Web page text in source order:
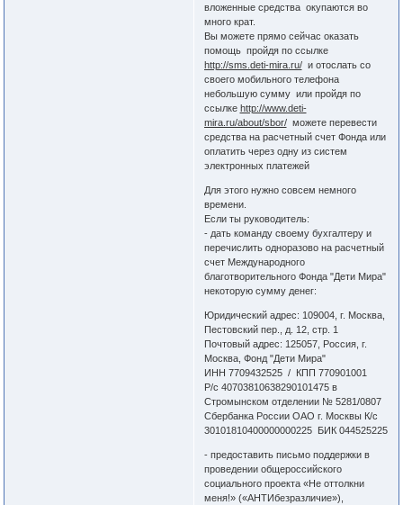
вложенные средства окупаются во
много крат.
Вы можете прямо сейчас оказать
помощь пройдя по ссылке
http://sms.deti-mira.ru/и отослать со
своего мобильного телефона
небольшую сумму или пройдя по
ссылке http://www.deti-
mira.ru/about/sbor/можете перевести
средства на расчетный счет Фонда или
оплатить через одну из систем
электронных платежей
Для этого нужно совсем немного
времени.
Если ты руководитель:
- дать команду своему бухгалтеру и
перечислить одноразово на расчетный
счет Международного
благотворительного Фонда "Дети Мира"
некоторую сумму денег:
Юридический адрес: 109004, г. Москва,
Пестовский пер., д. 12, стр. 1
Почтовый адрес: 125057, Россия, г.
Москва, Фонд "Дети Мира"
ИНН 7709432525 / КПП 770901001
Р/с 40703810638290101475 в
Стромынском отделении № 5281/0807
Сбербанка России ОАО г. Москвы К/с
30101810400000000225 БИК 044525225
- предоставить письмо поддержки в
проведении общероссийского
социального проекта «Не оттолкни
меня!» («АНТИбезразличие»),